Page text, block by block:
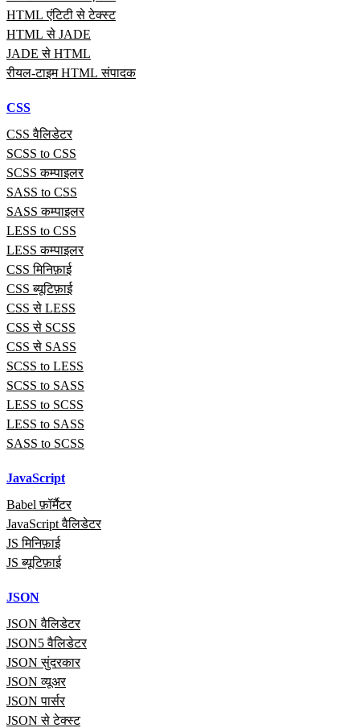
HTML एंटिटी से टेक्स्ट
HTML से JADE
JADE से HTML
रीयल‑टाइम HTML संपादक
CSS
CSS वैलिडेटर
SCSS to CSS
SCSS कम्पाइलर
SASS to CSS
SASS कम्पाइलर
LESS to CSS
LESS कम्पाइलर
CSS मिनिफ़ाई
CSS ब्यूटिफ़ाई
CSS से LESS
CSS से SCSS
CSS से SASS
SCSS to LESS
SCSS to SASS
LESS to SCSS
LESS to SASS
SASS to SCSS
JavaScript
Babel फ़ॉर्मैटर
JavaScript वैलिडेटर
JS मिनिफ़ाई
JS ब्यूटिफ़ाई
JSON
JSON वैलिडेटर
JSON5 वैलिडेटर
JSON सुंदरकार
JSON व्यूअर
JSON पार्सर
JSON से टेक्स्ट